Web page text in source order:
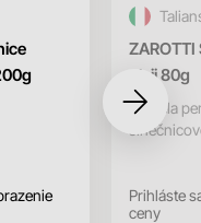
oleji 80g
Sardela
Prihláste
ceny